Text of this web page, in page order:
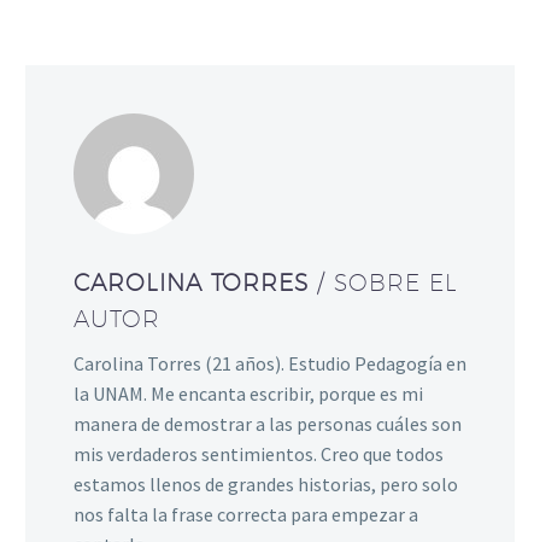
CAROLINA TORRES / SOBRE EL
AUTOR
Carolina Torres (21 años). Estudio Pedagogía en
la UNAM. Me encanta escribir, porque es mi
manera de demostrar a las personas cuáles son
mis verdaderos sentimientos. Creo que todos
estamos llenos de grandes historias, pero solo
nos falta la frase correcta para empezar a